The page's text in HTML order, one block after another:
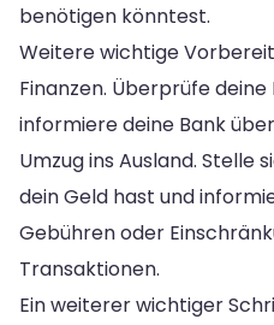
benötigen könntest.
Weitere wichtige
Finanzen. Überprüfe
informiere deine Bank
Umzug ins Ausland. Stelle
dein Geld hast und
Gebühren oder
Transaktionen.
Ein weiterer wichtiger